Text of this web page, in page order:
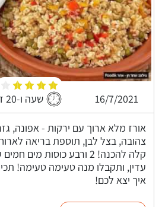
16/7/2021 שעה ו-20 דקות
אורז מלא ארוך עם ירקות - אפונה,
צהובה, בצל לבן, תוספת בריאה
קלה להכנה! 2 ורבע כוסות
עדין, ותקבלו מנה טעימה טעימה!
איך יצא לכם!